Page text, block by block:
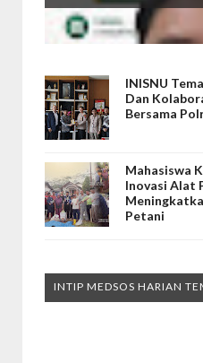
INISNU
Dan
Bersama
Mahasiswa
Inovasi Alat
Petani
INTIP MEDSOS HARIAN